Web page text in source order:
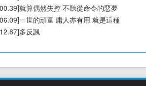
就算偶然失控 不聽從命令的惡夢
一世的頑童 庸人亦有用 就是這種
多反諷